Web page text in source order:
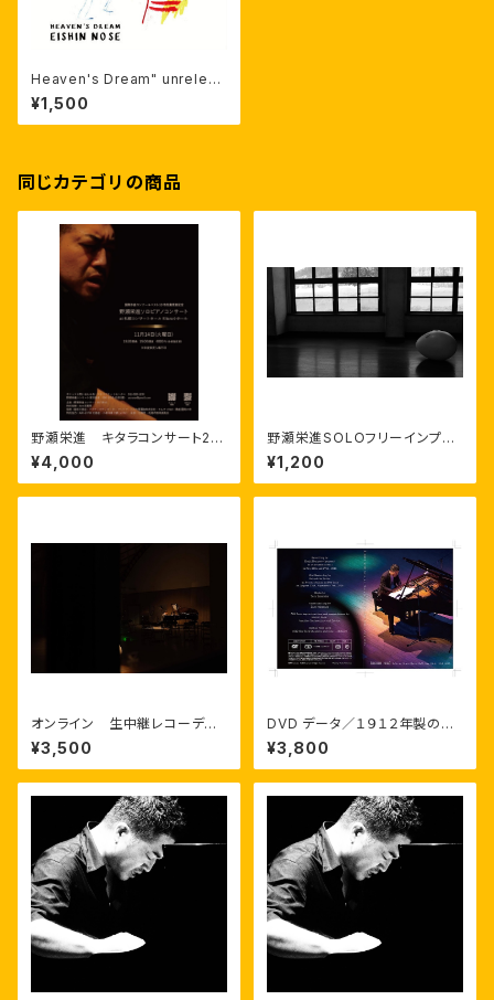
Heaven's Dream" unreleas
ed takes. audio wave ヘ
ブンズドリーム未公開テイク
¥1,500
同じカテゴリの商品
野瀬栄進 キタラコンサート20
23
¥4,000
野瀬栄進SOLOフリーインプロ
ビゼーション 2021.2.14 美唄
アルテピアッツァ
¥1,200
オンライン 生中継レコーディ
ング風景 at KITARA202010/
31 （あとでもみれます）
¥3,500
DVD データ／１９１２年製のニ
ューヨークスタインウェイで弾い
たソロピアノ
¥3,800